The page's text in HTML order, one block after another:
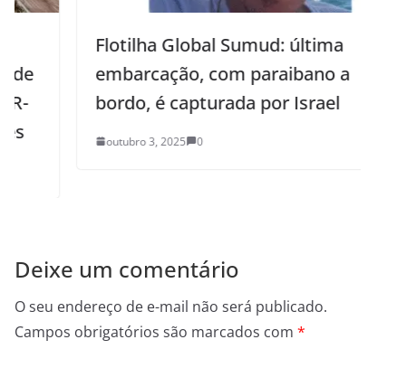
Flotilha Global Sumud: última
embarcação, com paraibano a
bordo, é capturada por Israel
outubro 3, 2025 0
Deixe um comentário
O seu endereço de e-mail não será publicado.
Campos obrigatórios são marcados com *